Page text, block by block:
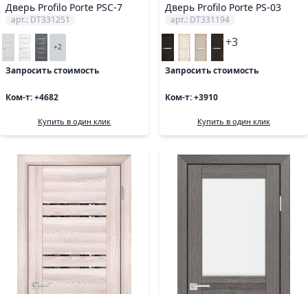
Дверь Profilo Porte PSC-7
арт.: DT331251
+2
Запросить стоимость
Ком-т: +4682
Купить в один клик
Дверь Profilo Porte PS-03
арт.: DT331194
+3
Запросить стоимость
Ком-т: +3910
Купить в один клик